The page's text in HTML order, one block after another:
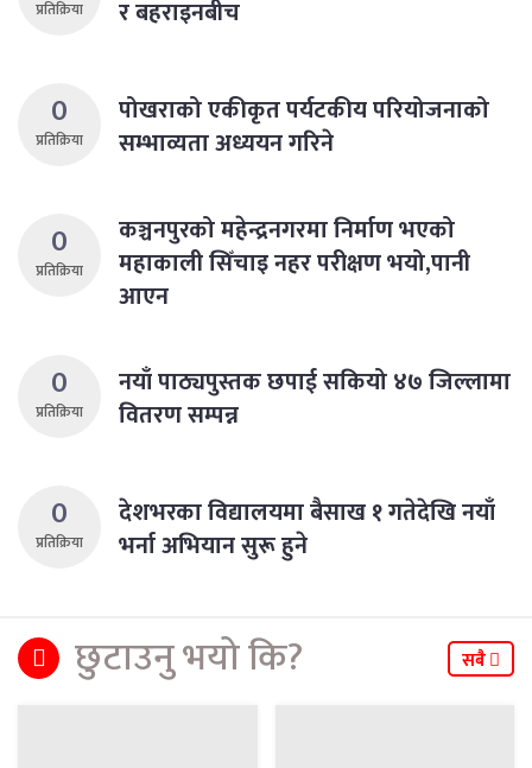
प्रतिक्रिया
र बहराइनबीच
0
प्रतिक्रिया
पोखराको एकीकृत पर्यटकीय परियोजनाको
सम्भाव्यता अध्ययन गरिने
0
प्रतिक्रिया
कञ्चनपुरको महेन्द्रनगरमा निर्माण भएको
महाकाली सिँचाइ नहर परीक्षण भयो,पानी
आएन
0
प्रतिक्रिया
नयाँ पाठ्यपुस्तक छपाई सकियो ४७ जिल्लामा
वितरण सम्पन्न
0
प्रतिक्रिया
देशभरका विद्यालयमा बैसाख १ गतेदेखि नयाँ
भर्ना अभियान सुरू हुने
छुटाउनु भयो कि? सबै